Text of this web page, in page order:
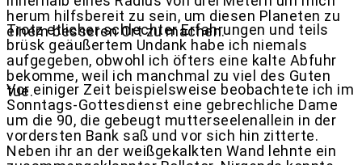
herum hilfsbereit zu sein, um diesen Planeten zu
einem besseren Ort zu machen.
Trotz etlicher schlechter Erfahrungen und teils
brüsk geäußertem Undank habe ich niemals
aufgegeben, obwohl ich öfters eine kalte Abfuhr
bekomme, weil ich manchmal zu viel des Guten
tue.
Vor einiger Zeit beispielsweise beobachtete ich im
Sonntags-Gottesdienst eine gebrechliche Dame
um die 90, die gebeugt mutterseelenallein in der
vordersten Bank saß und vor sich hin zitterte.
Neben ihr an der weißgekalkten Wand lehnte ein